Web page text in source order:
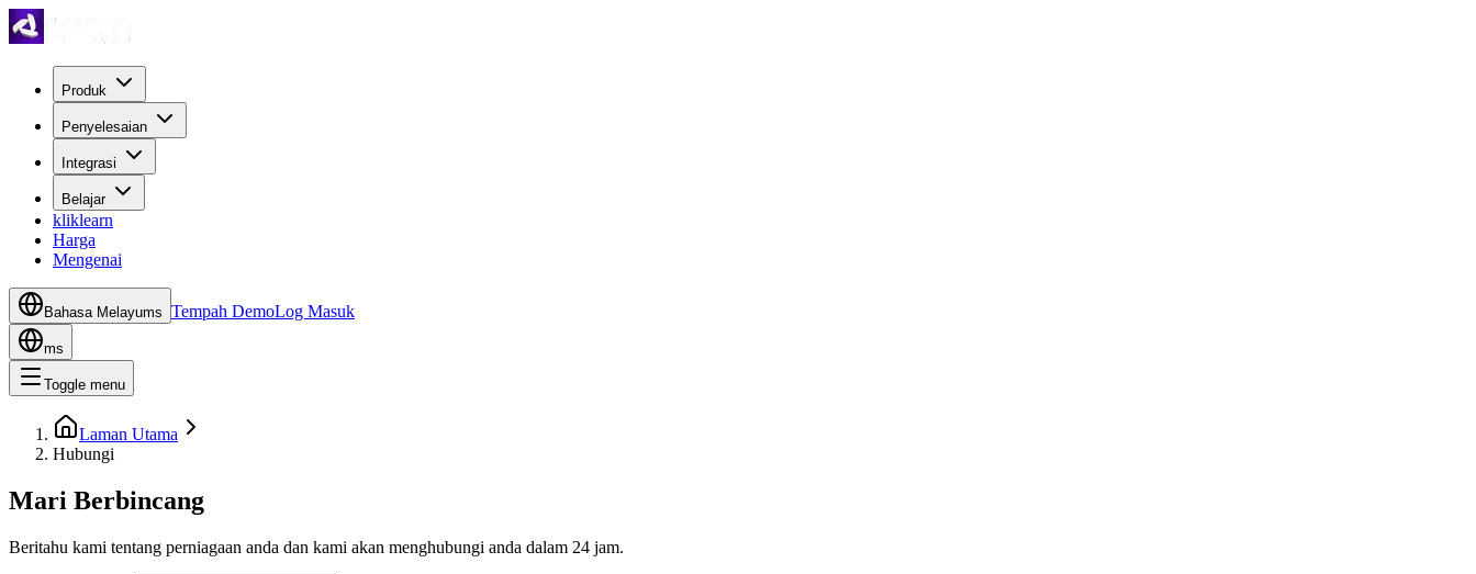
Produk
Penyelesaian
Integrasi
Belajar
kliklearn
Harga
Mengenai
Bahasa Melayums Tempah DemoLog Masuk
ms
Toggle menu
Laman Utama
Hubungi
Mari Berbincang
Beritahu kami tentang perniagaan anda dan kami akan menghubungi anda dalam 24 jam.